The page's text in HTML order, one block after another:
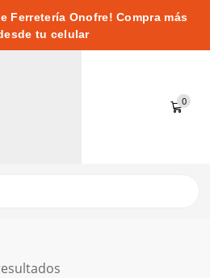
Ferretería Onofre! Compra más
tu celular
0